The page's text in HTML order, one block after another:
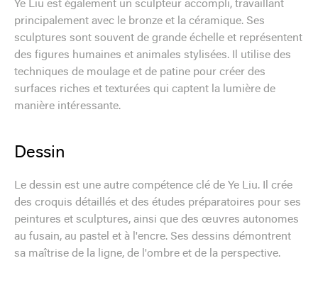
Ye Liu est également un sculpteur accompli, travaillant
principalement avec le bronze et la céramique. Ses
sculptures sont souvent de grande échelle et représentent
des figures humaines et animales stylisées. Il utilise des
techniques de moulage et de patine pour créer des
surfaces riches et texturées qui captent la lumière de
manière intéressante.
Dessin
Le dessin est une autre compétence clé de Ye Liu. Il crée
des croquis détaillés et des études préparatoires pour ses
peintures et sculptures, ainsi que des œuvres autonomes
au fusain, au pastel et à l'encre. Ses dessins démontrent
sa maîtrise de la ligne, de l'ombre et de la perspective.